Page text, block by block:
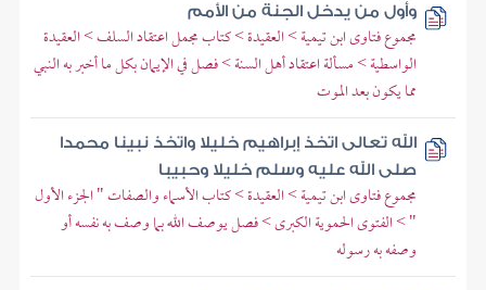
وأول من يدخل الجنة من الأمم
مجموع فتاوى ابن تيمية > العقيدة > كتاب مجمل اعتقاد السلف > العقيدة
الواسطية > مسألة اعتقاد أهل السنة > فصل في الإيمان بكل ما أخبر به النبي
مما يكون بعد الموت
الله تعالى اتخذ إبراهيم خليلا واتخذ نبينا محمدا
صلى الله عليه وسلم خليلا وحبيبا
مجموع فتاوى ابن تيمية > العقيدة > كتاب الأسماء والصفات " الجزء الأول
" > الفتوى الحموية الكبرى > فصل يوصف الله بما وصف به نفسه أو
وصفه به رسوله